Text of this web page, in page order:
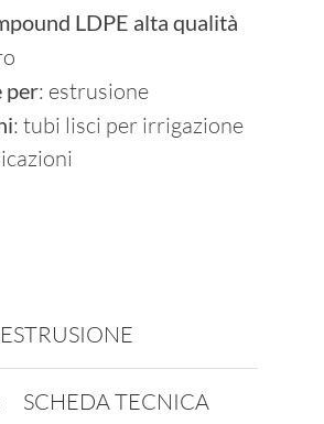
LDPE alta qualità
per: estrusione
: tubi lisci per irrigazione
SCHEDA TECNICA